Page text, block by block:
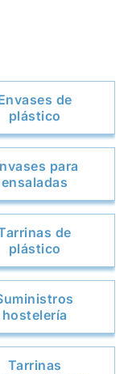
de
plástico
para
ensaladas
de
plástico
hostelería
Tarrinas